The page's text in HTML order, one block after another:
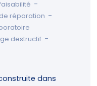
-
réparation -
destructif -
dans